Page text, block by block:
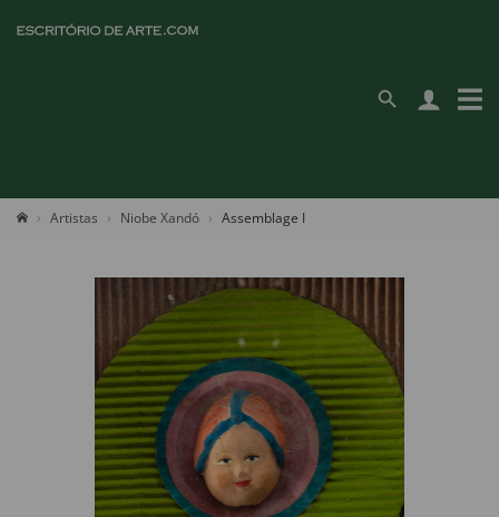
Artistas Niobe Xandó Assemblage I